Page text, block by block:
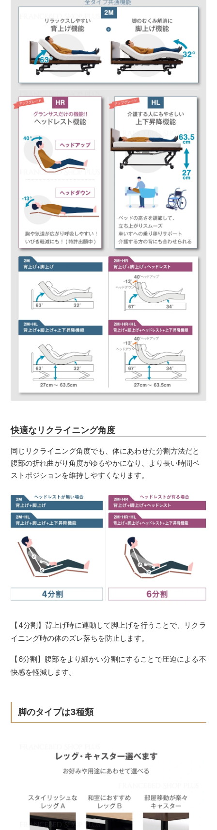
快適なリクライニング角度
同じリクライニング角度でも、体にあわせた分割方法だと
腹部の折れ曲がり角度がゆるやかになり、より長い時間ベ
ストポジションを維持しやすくなります。
【4分割】背上げ時に連動して脚上げを行うことで、リクラ
イニング時の体のズレ落ちを防止します。
【6分割】腹部をより細かい分割にすることで圧迫による不
快感を軽減します。
脚のタイプは3種類